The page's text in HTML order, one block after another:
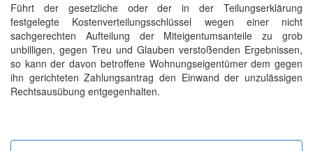
Führt der gesetzliche oder der in der Teilungserklärung
festgelegte Kostenverteilungsschlüssel wegen einer nicht
sachgerechten Aufteilung der Miteigentumsanteile zu grob
unbilligen, gegen Treu und Glauben verstoßenden Ergebnissen,
so kann der davon betroffene Wohnungseigentümer dem gegen
ihn gerichteten Zahlungsantrag den Einwand der unzulässigen
Rechtsausübung entgegenhalten.